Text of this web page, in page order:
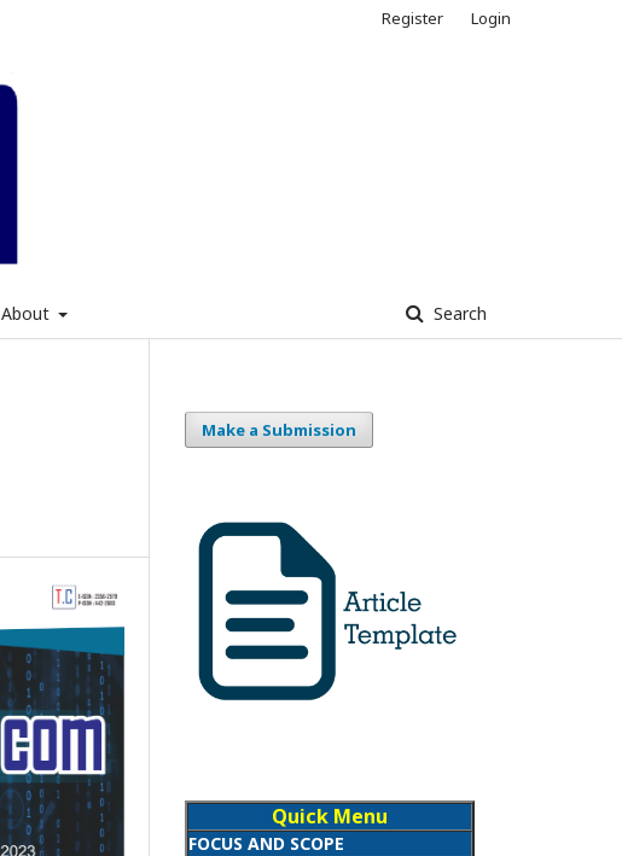
About Search
Register Login
Make a Submission
Quick Menu
FOCUS AND SCOPE